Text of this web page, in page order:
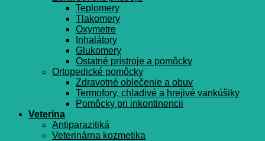
Teplomery
Tlakomery
Oxymetre
Inhalátory
Glukomery
Ostatné prístroje a pomôcky
Ortopedické pomôcky
Zdravotné oblečenie a obuv
Termofory, chladivé a hrejivé vankúšiky
Pomôcky pri inkontinencii
Veterina
Antiparazitiká
Veterinárna kozmetika